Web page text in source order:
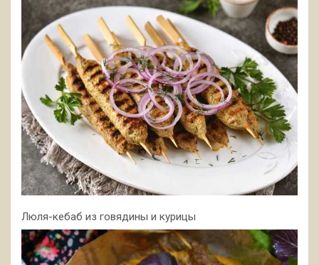
Люля-кебаб из говядины и курицы